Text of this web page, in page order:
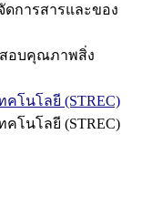
ดการสารและของ
อบคุณภาพสิ่ง
โนโลยี (STREC)
โนโลยี (STREC)